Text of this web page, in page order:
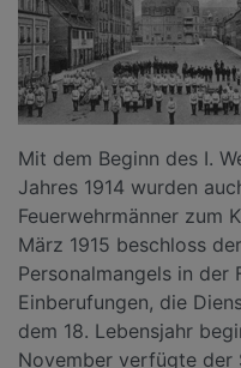
Mit dem Beginn des I.
Jahres 1914 wurden
Feuerwehrmänner zum
März 1915 beschloss
Personalmangels in der
Einberufungen, die
dem 18. Lebensjahr
November verfügte der